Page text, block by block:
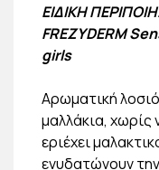
ΕΙΔΙΚΗ
FREZYDERM
girls
Αρωματική
μαλλάκια, χωρίς
εριέχει
ενυδατώνουν